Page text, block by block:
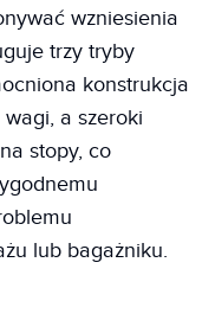
wzniesienia
trzy tryby
konstrukcja
a szeroki
stopy, co
lub bagażniku.